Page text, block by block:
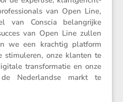
van Open Line,
van Conscia belang­rijke
van Open Line zullen
we een krachtig platform
stimu­leren, onze klanten te
trans­for­matie en onze
Neder­landse markt te